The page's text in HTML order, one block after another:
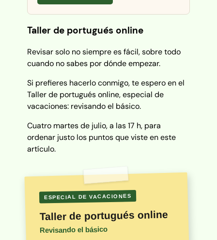
Taller de portugués online
Revisar solo no siempre es fácil, sobre todo
cuando no sabes por dónde empezar.
Si prefieres hacerlo conmigo, te espero en el
Taller de portugués online, especial de
vacaciones: revisando el básico.
Cuatro martes de julio, a las 17 h, para
ordenar justo los puntos que viste en este
artículo.
ESPECIAL DE VACACIONES
Taller de portugués online
Revisando el básico